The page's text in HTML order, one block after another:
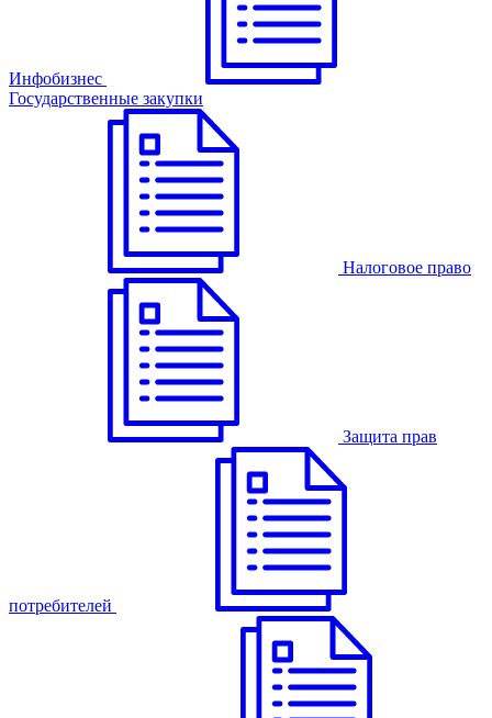
Инфобизнес
Государственные закупки
Налоговое право
Защита прав
потребителей